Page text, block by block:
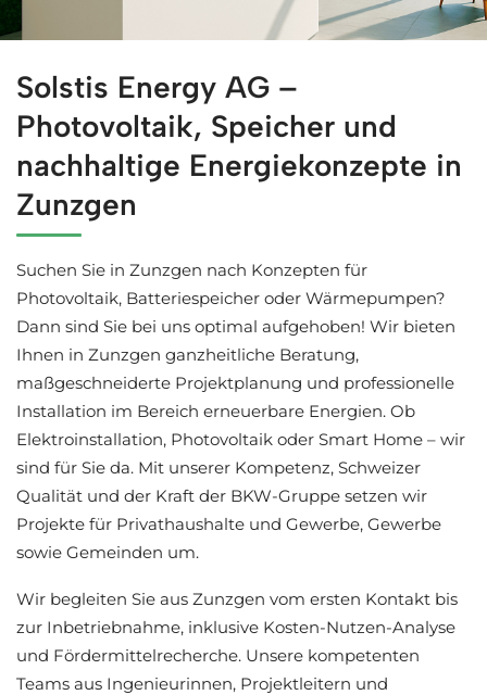
Solstis Energy AG –
Photovoltaik, Speicher und
nachhaltige Energiekonzepte in
Zunzgen
Suchen Sie in Zunzgen nach Konzepten für
Photovoltaik, Batteriespeicher oder Wärmepumpen?
Dann sind Sie bei uns optimal aufgehoben! Wir bieten
Ihnen in Zunzgen ganzheitliche Beratung,
maßgeschneiderte Projektplanung und professionelle
Installation im Bereich erneuerbare Energien. Ob
Elektroinstallation, Photovoltaik oder Smart Home – wir
sind für Sie da. Mit unserer Kompetenz, Schweizer
Qualität und der Kraft der BKW-Gruppe setzen wir
Projekte für Privathaushalte und Gewerbe, Gewerbe
sowie Gemeinden um.
Wir begleiten Sie aus Zunzgen vom ersten Kontakt bis
zur Inbetriebnahme, inklusive Kosten-Nutzen-Analyse
und Fördermittelrecherche. Unsere kompetenten
Teams aus Ingenieurinnen, Projektleitern und